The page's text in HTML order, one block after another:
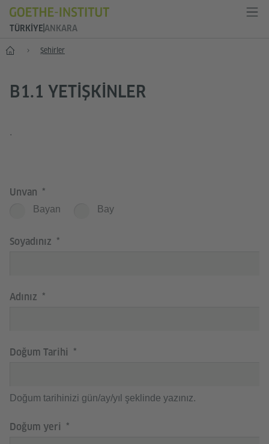
TÜRKIYE ANKARA
Anasayfa Şehirler
B1.1 YETIŞKINLER
.
Unvan
Bayan Bay
Soyadınız
Adınız
Doğum Tarihi
Doğum tarihinizi gün/ay/yıl şeklinde yazınız.
Doğum yeri